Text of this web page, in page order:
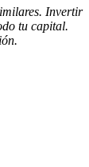
Invertir
tu capital.